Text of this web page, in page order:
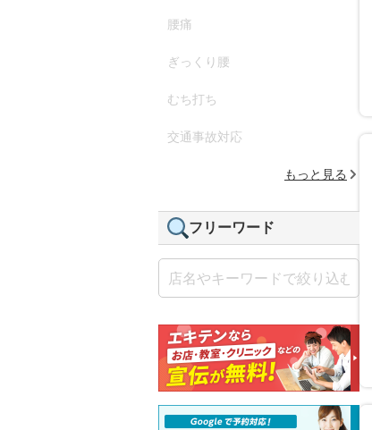
腰痛
ぎっくり腰
むち打ち
交通事故対応
もっと見る
フリーワード